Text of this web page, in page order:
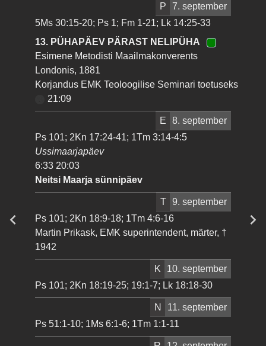
P
7. september
5Ms 30:15-20; Ps 1; Fm 1-21; Lk 14:25-33
13. PÜHAPÄEV PÄRAST NELIPÜHA
Esimene Metodisti Maailmakonverents
Londonis, 1881
Korjandus EMK Teoloogilise Seminari toetuseks
21:09
E
8. september
Ps 101; 2Kn 17:24-41; 1Tm 3:14-4:5
Ussimaarjapäev
6:33 20:03
Neitsi Maarja sünnipäev
T 9. september
Ps 101; 2Kn 18:9-18; 1Tm 4:6-16
Martin Prikask, EMK superintendent, märter, †
1942
K
10. september
Ps 101; 2Kn 18:19-25; 19:1-7; Lk 18:18-30
N
11. september
Ps 51:1-10; 1Ms 6:1-6; 1Tm 1:1-11